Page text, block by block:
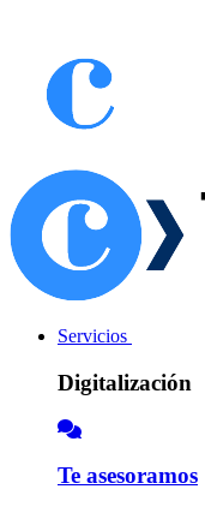
Servicios
Digitalización
Te asesoramos